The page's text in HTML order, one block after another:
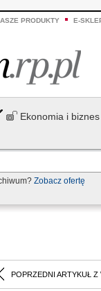
PRODUKTY E-
Ekonomia i biznes
Zobacz ofertę
POPRZEDNI ARTYKUŁ Z